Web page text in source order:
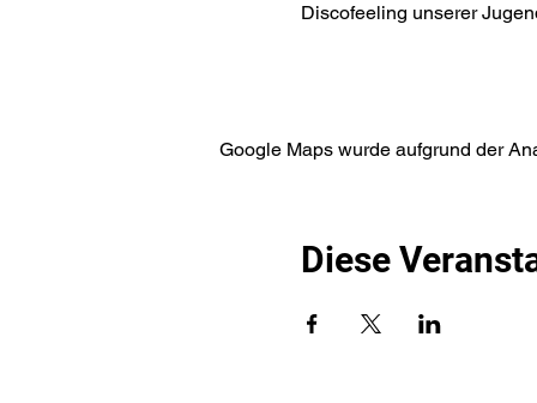
Discofeeling unserer
Google Maps wurde aufgrund der
Diese